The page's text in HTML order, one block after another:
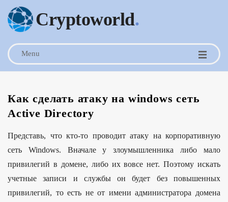
Cryptoworld.
Menu
Как сделать атаку на windows сеть
Active Directory
Представь, что кто-то проводит атаку на корпоративную
сеть Windows. Вначале у злоумышленника либо мало
привилегий в домене, либо их вовсе нет. Поэтому искать
учетные записи и службы он будет без повышенных
привилегий, то есть не от имени администратора домена